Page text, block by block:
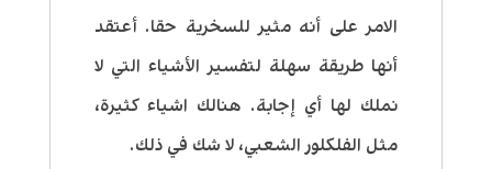
الامر على أنه مثير للسخرية حقا. أعتقد
أنها طريقة سهلة لتفسير الأشياء التي لا
نملك لها أي إجابة. هنالك اشياء كثيرة،
مثل الفلكلور الشعبي، لا شك في ذلك.